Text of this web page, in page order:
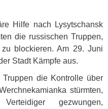
Hilfe nach Lysytschansk
die russischen Truppen,
blockieren. Am 29. Juni
Stadt Kämpfe aus.
die Kontrolle über
stürmten,
gezwungen,